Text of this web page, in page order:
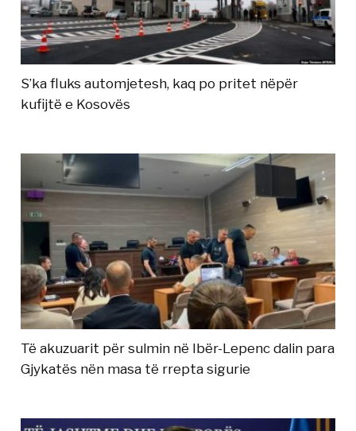
S’ka fluks automjetesh, kaq po pritet nëpër
kufijtë e Kosovës
Të akuzuarit për sulmin në Ibër-Lepenc dalin para
Gjykatës nën masa të rrepta sigurie